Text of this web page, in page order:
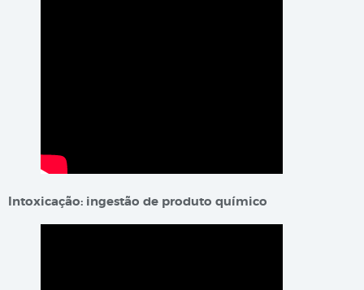
​​​Into​x​​icação: ingestão de produto químico